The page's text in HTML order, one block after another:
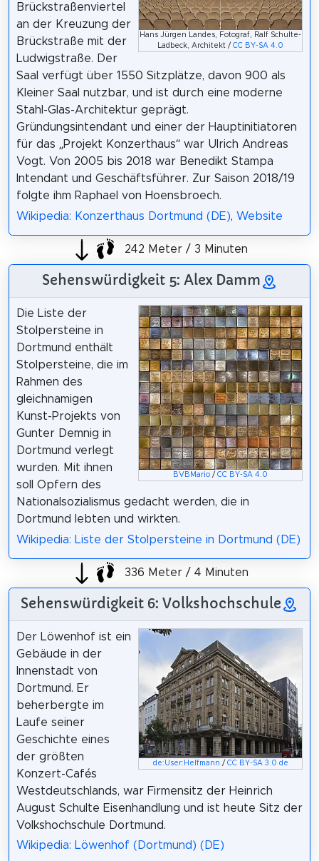
Hans Jürgen Landes, Fotograf, Ralf Schulte-
Ladbeck, Architekt /CC BY-SA 4.0
Brückstraßenviertel
an der Kreuzung der
Brückstraße mit der
Ludwigstraße. Der
Saal verfügt über 1550 Sitzplätze, davon 900 als
Kleiner Saal nutzbar, und ist durch eine moderne
Stahl-Glas-Architektur geprägt.
Gründungsintendant und einer der Hauptinitiatoren
für das „Projekt Konzerthaus“ war Ulrich Andreas
Vogt. Von 2005 bis 2018 war Benedikt Stampa
Intendant und Geschäftsführer. Zur Saison 2018/19
folgte ihm Raphael von Hoensbroech.
Wikipedia: Konzerthaus Dortmund (DE), Website
242 Meter / 3 Minuten
Sehenswürdigkeit 5: Alex Damm
BVBMario /CC BY-SA 4.0
Die Liste der
Stolpersteine in
Dortmund enthält
Stolpersteine, die im
Rahmen des
gleichnamigen
Kunst-Projekts von
Gunter Demnig in
Dortmund verlegt
wurden. Mit ihnen
soll Opfern des
Nationalsozialismus gedacht werden, die in
Dortmund lebten und wirkten.
Wikipedia: Liste der Stolpersteine in Dortmund (DE)
336 Meter / 4 Minuten
Sehenswürdigkeit 6: Volkshochschule
de:User:Helfmann / CC BY-SA 3.0 de
Der Löwenhof ist ein
Gebäude in der
Innenstadt von
Dortmund. Er
beherbergte im
Laufe seiner
Geschichte eines
der größten
Konzert-Cafés
Westdeutschlands, war Firmensitz der Heinrich
August Schulte Eisenhandlung und ist heute Sitz der
Volkshochschule Dortmund.
Wikipedia: Löwenhof (Dortmund) (DE)